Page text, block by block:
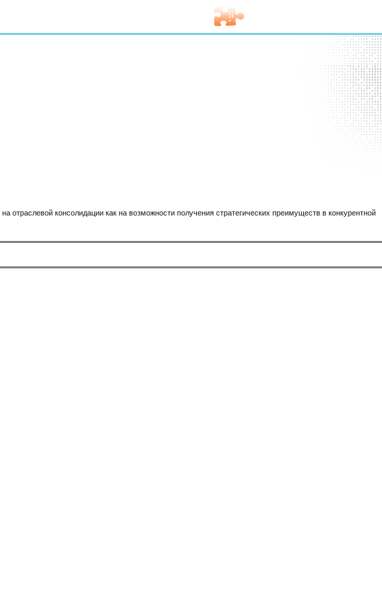
консолидации как на возможности получения стратегических преимуществ в конкурентной